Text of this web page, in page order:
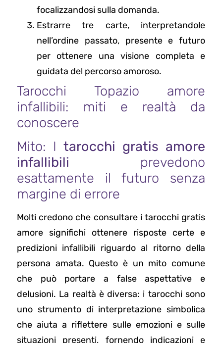
focalizzandosi sulla domanda.
Estrarre tre carte, interpretandole
nell’ordine passato, presente e futuro
per ottenere una visione completa e
guidata del percorso amoroso.
Tarocchi Topazio amore
infallibili: miti e realtà da
conoscere
Mito: I tarocchi gratis amore
infallibili prevedono
esattamente il futuro senza
margine di errore
Molti credono che consultare i tarocchi gratis
amore significhi ottenere risposte certe e
predizioni infallibili riguardo al ritorno della
persona amata. Questo è un mito comune
che può portare a false aspettative e
delusioni. La realtà è diversa: i tarocchi sono
uno strumento di interpretazione simbolica
che aiuta a riflettere sulle emozioni e sulle
situazioni presenti, fornendo indicazioni e